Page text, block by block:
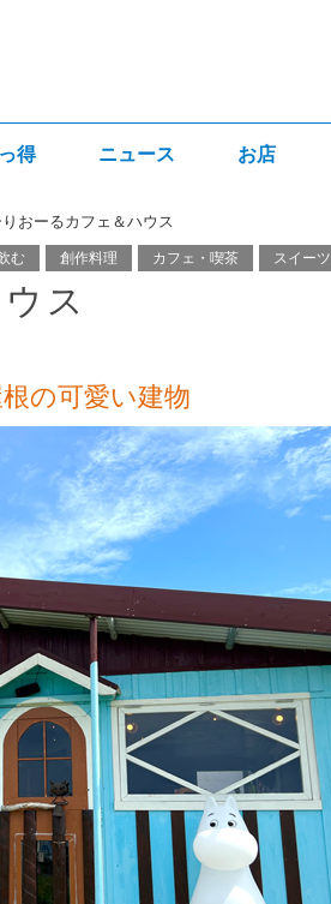
得 ニュース お店
おーるカフェ＆ハウス
む 創作料理 カフェ・喫茶 スイーツ
ス
の可愛い建物